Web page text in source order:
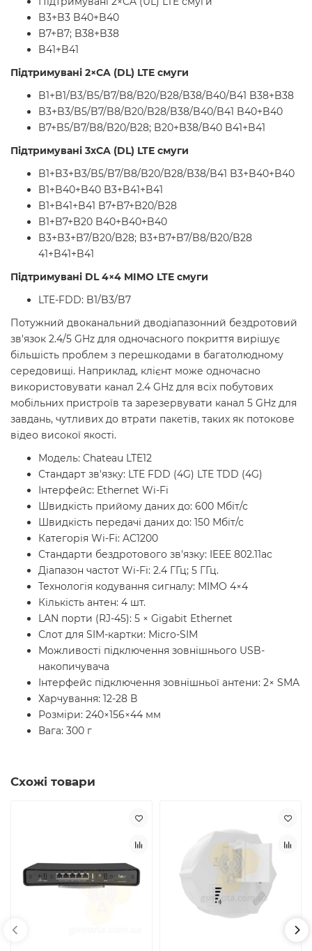
B3+B3 B40+B40
B7+B7; B38+B38
B41+B41
Підтримувані 2×CA (DL) LTE смуги
B1+B1/B3/B5/B7/B8/B20/B28/B38/B40/B41 B38+B38
B3+B3/B5/B7/B8/B20/B28/B38/B40/B41 B40+B40
B7+B5/B7/B8/B20/B28; B20+B38/B40 B41+B41
Підтримувані 3xCA (DL) LTE смуги
B1+B3+B3/B5/B7/B8/B20/B28/B38/B41 B3+B40+B40
B1+B40+B40 B3+B41+B41
B1+B41+B41 B7+B7+B20/B28
B1+B7+B20 B40+B40+B40
B3+B3+B7/B20/B28; B3+B7+B7/B8/B20/B28
41+B41+B41
Підтримувані DL 4×4 MIMO LTE смуги
LTE-FDD: B1/B3/B7
Потужний двоканальний дводіапазонний бездротовий
зв'язок 2.4/5 GHz для одночасного покриття вирішує
більшість проблем з перешкодами в багатолюдному
середовищі. Наприклад, клієнт може одночасно
використовувати канал 2.4 GHz для всіх побутових
мобільних пристроїв та зарезервувати канал 5 GHz для
завдань, чутливих до втрати пакетів, таких як потокове
відео високої якості.
Модель: Chateau LTE12
Стандарт зв'язку: LTE FDD (4G) LTE TDD (4G)
Інтерфейс: Ethernet Wi-Fi
Швидкість прийому даних до: 600 Мбіт/с
Швидкість передачі даних до: 150 Мбіт/с
Категорія Wi-Fi: AC1200
Стандарти бездротового зв'язку: IEEE 802.11ac
Діапазон частот Wi-Fi: 2.4 ГГц; 5 ГГц.
Технологія кодування сигналу: MIMO 4×4
Кількість антен: 4 шт.
LAN порти (RJ-45): 5 × Gigabit Ethernet
Слот для SIM-картки: Micro-SIM
Можливості підключення зовнішнього USB-
накопичувача
Інтерфейс підключення зовнішньої антени: 2× SMA
Харчування: 12-28 В
Розміри: 240×156×44 мм
Вага: 300 г
Схожі товари